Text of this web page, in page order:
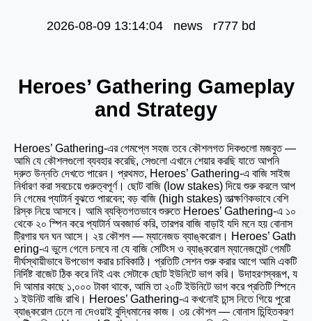
2026-08-09 13:14:04 news r777 bd
Heroes’ Gathering Gameplay
and Strategy
Heroes’ Gathering-এর গেমপ্লে সহজ তবে কৌশলগত দিকগুলো মজবুত —
আমি যে কৌশলগুলো ব্যবহার করেছি, সেগুলো এখানে শেয়ার করছি যাতে আপনি
দ্রুত উন্নতি দেখতে পারেন। প্রথমত, Heroes’ Gathering-এ বাজি সাইজ
নির্ধারণ করা সবচেয়ে গুরুত্বপূর্ণ। ছোট বাজি (low stakes) দিয়ে শুরু করলে আপ
নি গেমের প্যাটার্ন বুঝতে পারবেন; বড় বাজি (high stakes) তাত্ক্ষণিকভাবে বেশি
রিস্ক নিয়ে আসবে। আমি ব্যক্তিগতভাবে শুরুতে Heroes’ Gathering-এ ১০
থেকে ২০ স্পিন করে প্যাটার্ন অবজার্ভ করি, তারপর বাজি বাড়াই যদি মনে হয় বোনাস
ট্রিগার ঘন ঘন আসে। ২য় কৌশল — ম্যানেজড ব্যাঙ্করোল। Heroes’ Gath
ering-এ ভুলে গেলে চলবে না যে বাজি সেটিংস ও ব্যাঙ্করোল ম্যানেজমেন্ট গেমটি
দীর্ঘস্থায়ীভাবে উপভোগ করার চাবিকাঠি। প্রতিটি সেশন শুরু করার আগে আমি একটি
নির্দিষ্ট বাজেট ঠিক করে নিই এবং সেটাকে ছোট ইউনিটে ভাগ করি। উদাহরণস্বরূপ, য
দি আমার কাছে ১,০০০ টাকা থাকে, আমি তা ২০টি ইউনিটে ভাগ করে প্রতিটি স্পিনে
১ ইউনিট বাজি রাখি। Heroes’ Gathering-এ কখনোই চান্স নিতে গিয়ে পুরো
ব্যাঙ্করোল ঢেলে না দেওয়াই বুদ্ধিমানের কাজ। ৩য় কৌশল — বোনাস চিন্হিতকরণ